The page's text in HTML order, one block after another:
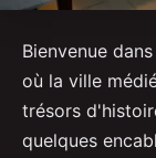
Bienvenue
où la ville
trésors
quelques